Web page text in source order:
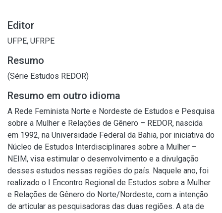
Editor
UFPE, UFRPE
Resumo
(Série Estudos REDOR)
Resumo em outro idioma
A Rede Feminista Norte e Nordeste de Estudos e Pesquisa
sobre a Mulher e Relações de Gênero – REDOR, nascida
em 1992, na Universidade Federal da Bahia, por iniciativa do
Núcleo de Estudos Interdisciplinares sobre a Mulher –
NEIM, visa estimular o desenvolvimento e a divulgação
desses estudos nessas regiões do país. Naquele ano, foi
realizado o I Encontro Regional de Estudos sobre a Mulher
e Relações de Gênero do Norte/Nordeste, com a intenção
de articular as pesquisadoras das duas regiões. A ata de